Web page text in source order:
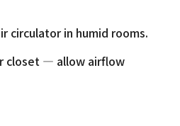
circulator in humid rooms.
closet — allow airflow